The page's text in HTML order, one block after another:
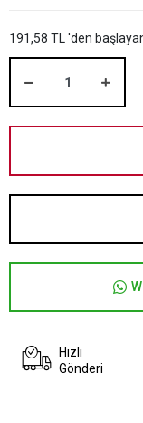
191,58 TL 'den
Hızlı
Gönderi